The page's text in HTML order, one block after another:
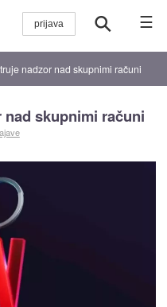
☰
nadzor nad skupnimi računi
skupnimi računi